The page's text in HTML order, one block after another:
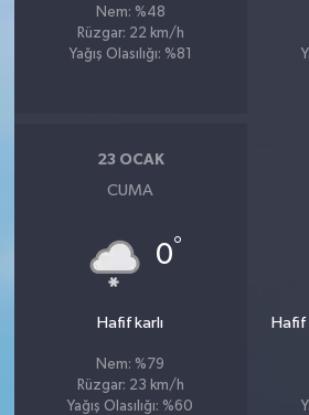
Nem: %48
Rüzgar: 22 km/h
Yağış Olasılığı: %81
23 OCAK
CUMA
0°
Hafif karlı
Nem: %79
Rüzgar: 23 km/h
Yağış Olasılığı: %60
Hafif